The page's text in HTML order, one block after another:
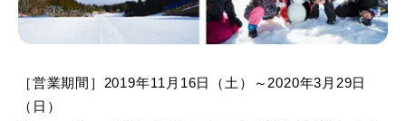
［営業期間］2019年11月16日（土）～2020年3月29日
（日）